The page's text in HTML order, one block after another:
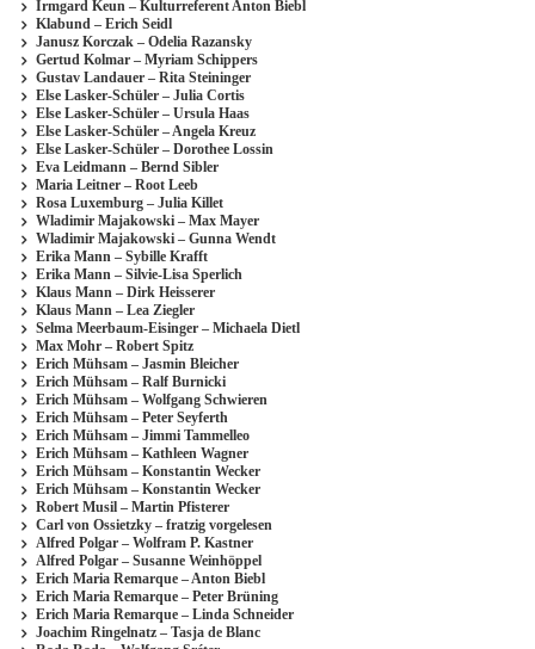
Irmgard Keun – Kulturreferent Anton Biebl
Klabund – Erich Seidl
Janusz Korczak – Odelia Razansky
Gertud Kolmar – Myriam Schippers
Gustav Landauer – Rita Steininger
Else Lasker-Schüler – Julia Cortis
Else Lasker-Schüler – Ursula Haas
Else Lasker-Schüler – Angela Kreuz
Else Lasker-Schüler – Dorothee Lossin
Eva Leidmann – Bernd Sibler
Maria Leitner – Root Leeb
Rosa Luxemburg – Julia Killet
Wladimir Majakowski – Max Mayer
Wladimir Majakowski – Gunna Wendt
Erika Mann – Sybille Krafft
Erika Mann – Silvie-Lisa Sperlich
Klaus Mann – Dirk Heisserer
Klaus Mann – Lea Ziegler
Selma Meerbaum-Eisinger – Michaela Dietl
Max Mohr – Robert Spitz
Erich Mühsam – Jasmin Bleicher
Erich Mühsam – Ralf Burnicki
Erich Mühsam – Wolfgang Schwieren
Erich Mühsam – Peter Seyferth
Erich Mühsam – Jimmi Tammelleo
Erich Mühsam – Kathleen Wagner
Erich Mühsam – Konstantin Wecker
Erich Mühsam – Konstantin Wecker
Robert Musil – Martin Pfisterer
Carl von Ossietzky – fratzig vorgelesen
Alfred Polgar – Wolfram P. Kastner
Alfred Polgar – Susanne Weinhöppel
Erich Maria Remarque – Anton Biebl
Erich Maria Remarque – Peter Brüning
Erich Maria Remarque – Linda Schneider
Joachim Ringelnatz – Tasja de Blanc